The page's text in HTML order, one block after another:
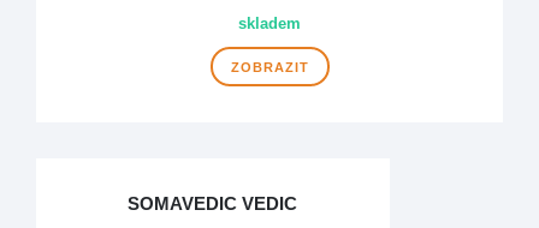
skladem
ZOBRAZIT
SOMAVEDIC VEDIC